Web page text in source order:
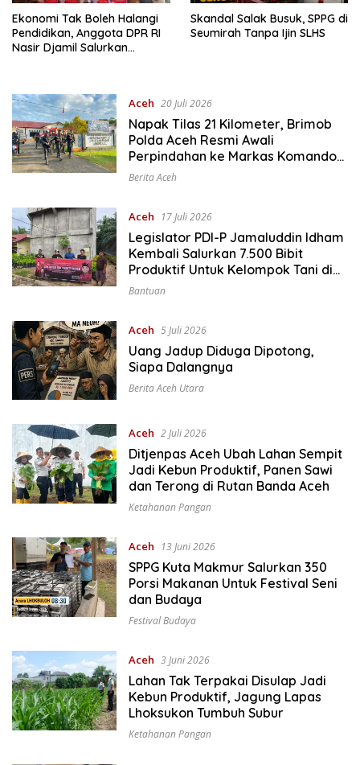
Ekonomi Tak Boleh Halangi
Pendidikan, Anggota DPR RI
Nasir Djamil Salurkan
Skandal Salak Busuk, SPPG di
Seumirah Tanpa Ijin SLHS
Aceh 20 Juli 2026
Napak Tilas 21 Kilometer, Brimob
Polda Aceh Resmi Awali
Perpindahan ke Markas Komando
Baru di Aceh Jaya
Berita Aceh
Aceh 17 Juli 2026
Legislator PDI-P Jamaluddin Idham
Kembali Salurkan 7.500 Bibit
Produktif Untuk Kelompok Tani di
Aceh
Bantuan
Aceh 5 Juli 2026
Uang Jadup Diduga Dipotong,
Siapa Dalangnya
Berita Aceh Utara
Aceh 2 Juli 2026
Ditjenpas Aceh Ubah Lahan Sempit
Jadi Kebun Produktif, Panen Sawi
dan Terong di Rutan Banda Aceh
Ketahanan Pangan
Aceh 13 Juni 2026
SPPG Kuta Makmur Salurkan 350
Porsi Makanan Untuk Festival Seni
dan Budaya
Festival Budaya
Aceh 3 Juni 2026
Lahan Tak Terpakai Disulap Jadi
Kebun Produktif, Jagung Lapas
Lhoksukon Tumbuh Subur
Ketahanan Pangan